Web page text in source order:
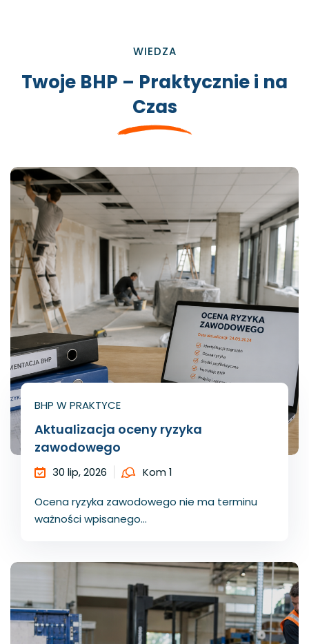
WIEDZA
Twoje BHP – Praktycznie i na
Czas
BHP W PRAKTYCE
Aktualizacja oceny ryzyka
zawodowego
30 lip, 2026 Kom 1
Ocena ryzyka zawodowego nie ma terminu
ważności wpisanego...